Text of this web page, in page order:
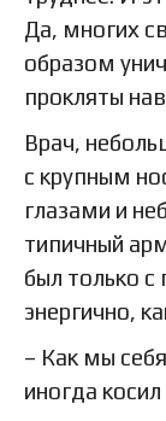
Да, многих
образом
прокляты
Врач,
с крупным
глазами и
типичный
был только с
энергично,
– Как мы
иногда